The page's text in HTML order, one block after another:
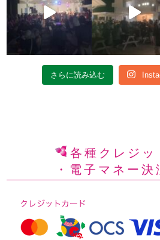
さらに読み込む
各種クレジッ
・電子マネー決